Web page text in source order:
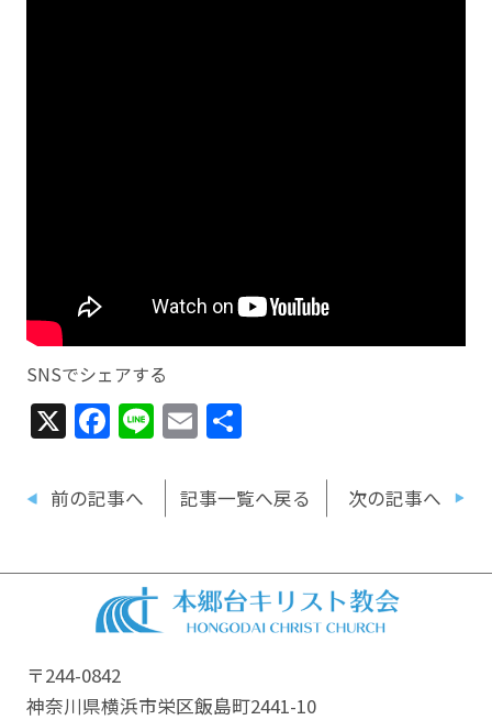
SNSでシェアする
X Facebook
LineEmail
共
前の記事へ 記事一覧へ戻る 次の記事へ
〒244-0842
神奈川県横浜市栄区飯島町2441-10